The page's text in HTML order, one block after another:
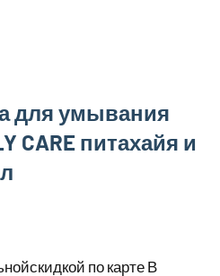
для умывания
CARE питахайя и
по карте В